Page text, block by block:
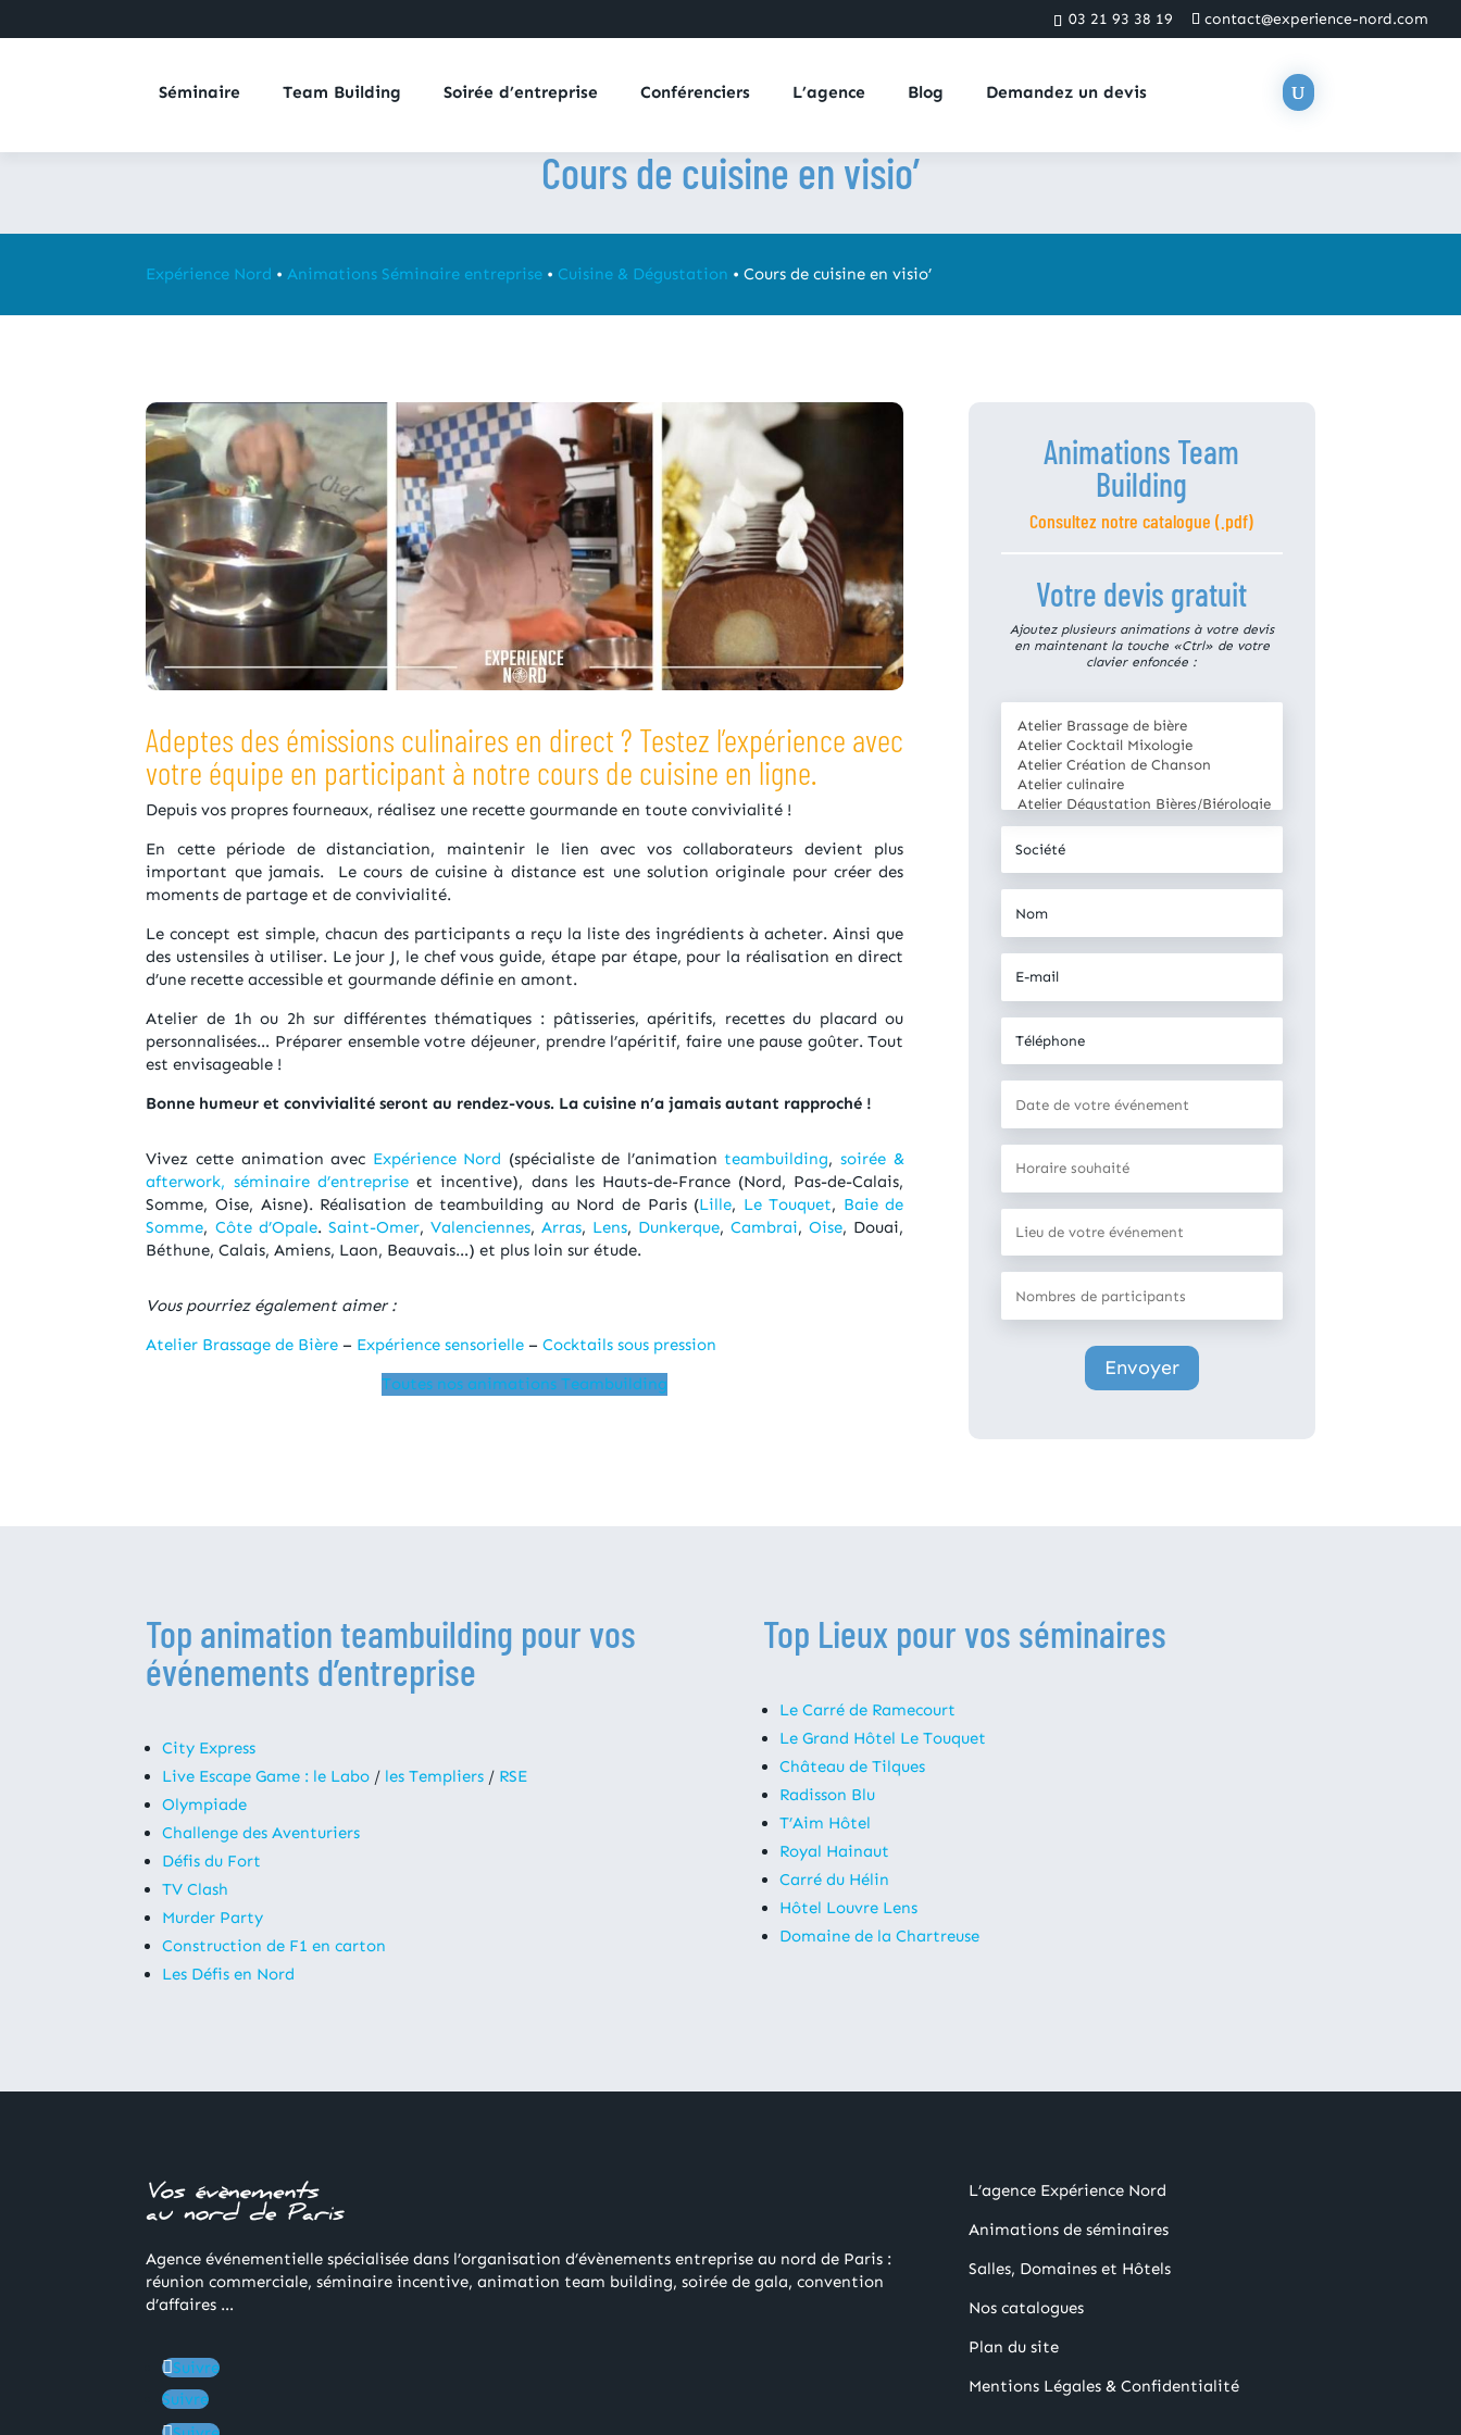
03 21 93 38 19 contact@experience-nord.com
Séminaire Team Building Soirée d’entreprise Conférenciers L’agence Blog Demandez un devis
Cours de cuisine en visio’
Expérience Nord •Animations Séminaire entreprise • Cuisine & Dégustation •Cours de cuisine en visio’
Adeptes des émissions culinaires en direct ? Testez l’expérience avec
votre équipe en participant à notre cours de cuisine en ligne.
Depuis vos propres fourneaux, réalisez une recette gourmande en toute convivialité !
En cette période de distanciation, maintenir le lien avec vos collaborateurs devient plus
important que jamais. Le cours de cuisine à distance est une solution originale pour créer des
moments de partage et de convivialité.
Le concept est simple, chacun des participants a reçu la liste des ingrédients à acheter. Ainsi que
des ustensiles à utiliser. Le jour J, le chef vous guide, étape par étape, pour la réalisation en direct
d’une recette accessible et gourmande définie en amont.
Atelier de 1h ou 2h sur différentes thématiques : pâtisseries, apéritifs, recettes du placard ou
personnalisées… Préparer ensemble votre déjeuner, prendre l’apéritif, faire une pause goûter. Tout
est envisageable !
Bonne humeur et convivialité seront au rendez-vous. La cuisine n’a jamais autant rapproché !
Vivez cette animation avec Expérience Nord (spécialiste de l’animationteambuilding, soirée &
afterwork, séminaire d’entrepriseet incentive), dans les Hauts-de-France (Nord, Pas-de-Calais,
Somme, Oise, Aisne). Réalisation de teambuilding au Nord de Paris (Lille, Le Touquet, Baie de
Somme, Côte d’Opale. Saint-Omer, Valenciennes, Arras, Lens, Dunkerque,Cambrai,Oise, Douai,
Béthune, Calais, Amiens, Laon, Beauvais…) et plus loin sur étude.
Vous pourriez également aimer :
Atelier Brassage de Bière– Expérience sensorielle –Cocktails sous pression
Toutes nos animations Teambuilding
Animations Team
Building
Consultez notre catalogue (.pdf)
Votre devis gratuit
Ajoutez plusieurs animations à votre devis
en maintenant la touche «Ctrl» de votre
clavier enfoncée :
Top animation teambuilding pour vos
événements d’entreprise
City Express
Live Escape Game : le Labo / les Templiers / RSE
Olympiade
Challenge des Aventuriers
Défis du Fort
TV Clash
Murder Party
Construction de F1 en carton
Les Défis en Nord
Top Lieux pour vos séminaires
Le Carré de Ramecourt
Le Grand Hôtel Le Touquet
Château de Tilques
Radisson Blu
T’Aim Hôtel
Royal Hainaut
Carré du Hélin
Hôtel Louvre Lens
Domaine de la Chartreuse
Agence événementielle spécialisée dans l’organisation d’évènements entreprise au nord de Paris :
réunion commerciale, séminaire incentive, animation team building, soirée de gala, convention
d’affaires …
Suivre
Suivre
L’agence Expérience Nord
Animations de séminaires
Salles, Domaines et Hôtels
Nos catalogues
Plan du site
Mentions Légales & Confidentialité